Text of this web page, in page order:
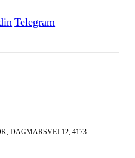
Telegram
DAGMARSVEJ 12, 4173